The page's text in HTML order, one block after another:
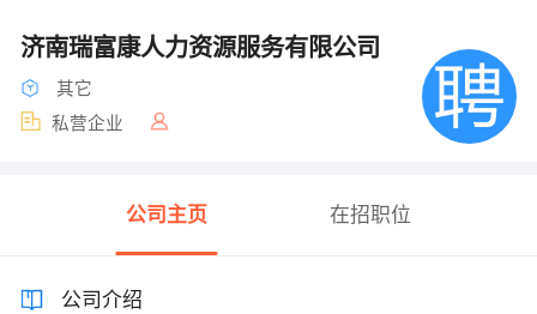
济南瑞富康人力资源服务有限公司
其它
私营企业
公司主页 在招职位
公司介绍